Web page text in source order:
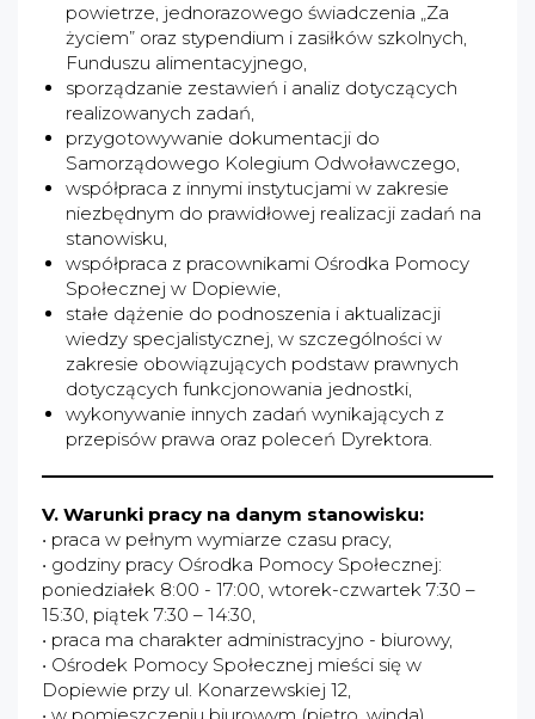
powietrze, jednorazowego świadczenia „Za
życiem” oraz stypendium i zasiłków szkolnych,
Funduszu alimentacyjnego,
sporządzanie zestawień i analiz dotyczących
realizowanych zadań,
przygotowywanie dokumentacji do
Samorządowego Kolegium Odwoławczego,
współpraca z innymi instytucjami w zakresie
niezbędnym do prawidłowej realizacji zadań na
stanowisku,
współpraca z pracownikami Ośrodka Pomocy
Społecznej w Dopiewie,
stałe dążenie do podnoszenia i aktualizacji
wiedzy specjalistycznej, w szczególności w
zakresie obowiązujących podstaw prawnych
dotyczących funkcjonowania jednostki,
wykonywanie innych zadań wynikających z
przepisów prawa oraz poleceń Dyrektora.
V. Warunki pracy na danym stanowisku:
• praca w pełnym wymiarze czasu pracy,
• godziny pracy Ośrodka Pomocy Społecznej:
poniedziałek 8:00 - 17:00, wtorek-czwartek 7:30 –
15:30, piątek 7:30 – 14:30,
• praca ma charakter administracyjno - biurowy,
• Ośrodek Pomocy Społecznej mieści się w
Dopiewie przy ul. Konarzewskiej 12,